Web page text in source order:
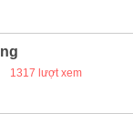
1317 lượt xem